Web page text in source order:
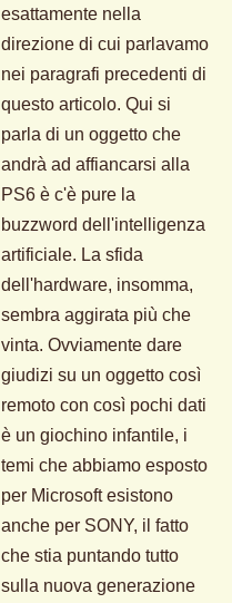
esattamente nella
direzione di cui parlavamo
nei paragrafi precedenti di
questo articolo. Qui si
parla di un oggetto che
andrà ad affiancarsi alla
PS6 è c'è pure la
buzzword dell'intelligenza
artificiale. La sfida
dell'hardware, insomma,
sembra aggirata più che
vinta. Ovviamente dare
giudizi su un oggetto così
remoto con così pochi dati
è un giochino infantile, i
temi che abbiamo esposto
per Microsoft esistono
anche per SONY, il fatto
che stia puntando tutto
sulla nuova generazione